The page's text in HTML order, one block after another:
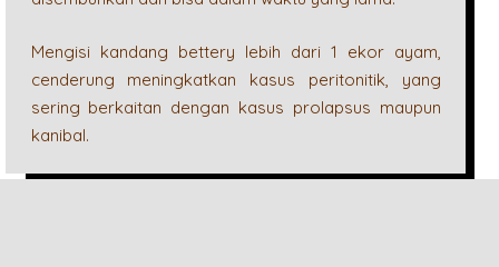
Mengisi kandang bettery lebih dari 1 ekor ayam,
cenderung meningkatkan kasus peritonitik, yang
sering berkaitan dengan kasus prolapsus maupun
kanibal.